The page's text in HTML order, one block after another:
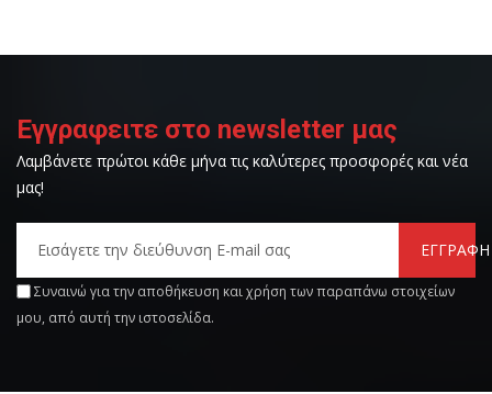
Εγγραφειτε στο newsletter μας
Λαμβάνετε πρώτοι κάθε μήνα τις καλύτερες προσφορές και νέα
μας!
ΕΓΓΡΑΦΗ
Συναινώ για την αποθήκευση και χρήση των παραπάνω στοιχείων
μου, από αυτή την ιστοσελίδα.